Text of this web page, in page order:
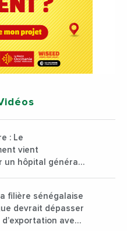
: Le
vient
un hôpital général
filière sénégalaise
devrait dépasser
avec